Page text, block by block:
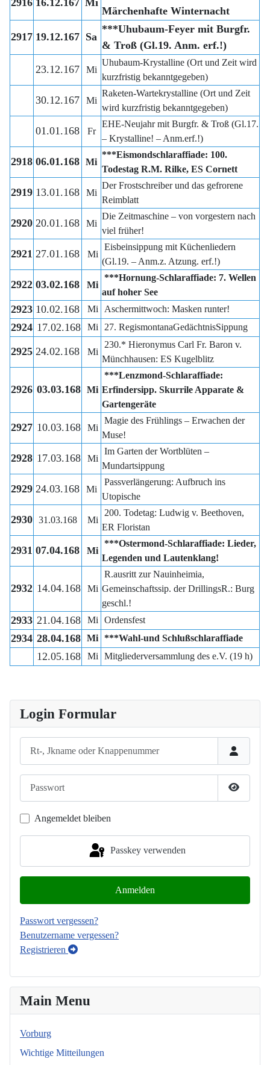
2916 16.12.167 Mi
Märchenhafte Winternacht
2917 19.12.167 Sa
***Uhubaum-Feyer mit Burgfr.
& Troß (Gl.19. Anm. erf.!)
23.12.167
Mi
Uhubaum-Krystalline (Ort und Zeit wird
kurzfristig bekanntgegeben)
30.12.167 Mi
Raketen-Wartekrystalline (Ort und Zeit
wird kurzfristig bekanntgegeben)
01.01.168 Fr
EHE-Neujahr mit Burgfr. & Troß (Gl.17.
– Krystalline! – Anm.erf.!)
2918 06.01.168 Mi
***Eismondschlaraffiade: 100.
Todestag R.M. Rilke, ES Cornett
2919 13.01.168 Mi
Der Frostschreiber und das gefrorene
Reimblatt
2920 20.01.168 Mi
Die Zeitmaschine – von vorgestern nach
viel früher!
2921 27.01.168 Mi
Eisbeinsippung mit Küchenliedern
(Gl.19. – Anm.z. Atzung. erf.!)
2922 03.02.168 Mi
***Hornung-Schlaraffiade: 7. Wellen
auf hoher See
2923 10.02.168 Mi Aschermittwoch: Masken runter!
2924 17.02.168 Mi 27. RegismontanaGedächtnisSippung
2925 24.02.168 Mi
230.* Hieronymus Carl Fr. Baron v.
Münchhausen: ES Kugelblitz
2926 03.03.168 Mi
***Lenzmond-Schlaraffiade:
Erfindersipp. Skurrile Apparate &
Gartengeräte
2927 10.03.168 Mi
Magie des Frühlings – Erwachen der
Muse!
2928 17.03.168 Mi
Im Garten der Wortblüten –
Mundartsippung
2929 24.03.168 Mi
Passverlängerung: Aufbruch ins
Utopische
2930 31.03.168 Mi
200. Todetag: Ludwig v. Beethoven,
ER Floristan
2931 07.04.168 Mi
***Ostermond-Schlaraffiade: Lieder,
Legenden und Lautenklang!
2932 14.04.168 Mi
R.ausritt zur Nauinheimia,
Gemeinschaftssip. der DrillingsR.: Burg
geschl.!
2933 21.04.168 Mi Ordensfest
2934 28.04.168 Mi ***Wahl-und Schlußschlaraffiade
12.05.168 Mi Mitgliederversammlung des e.V. (19 h)
Login Formular
Passwort
Angemeldet bleiben
Passkey verwenden
Anmelden
Passwort vergessen?
Benutzername vergessen?
Registrieren
Main Menu
Vorburg
Wichtige Mitteilungen